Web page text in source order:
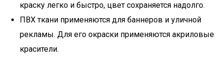
краску легко и быстро, цвет сохраняется надолго.
ПВХ ткани применяются для баннеров и уличной
рекламы. Для его окраски применяются акриловые
красители.